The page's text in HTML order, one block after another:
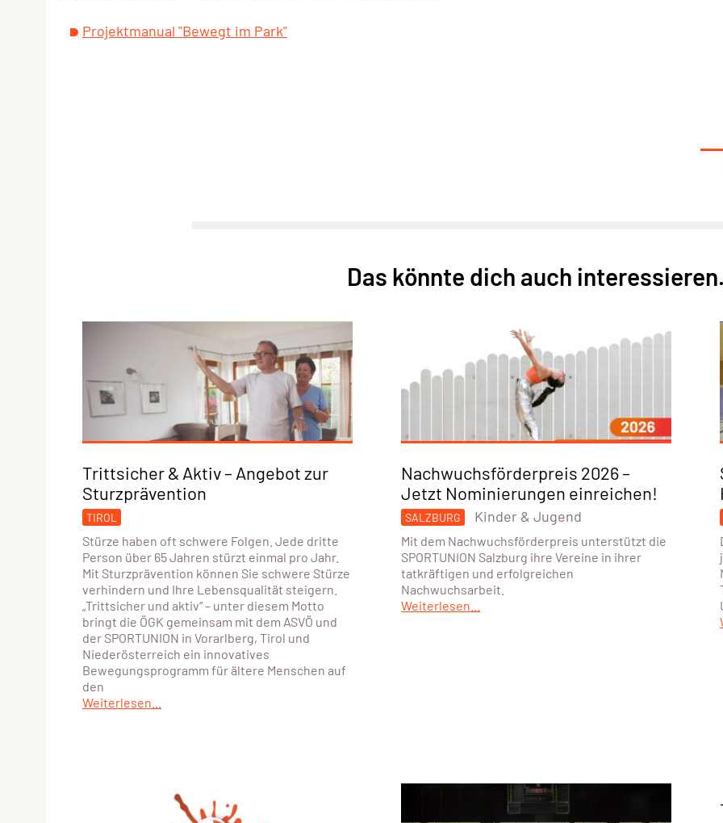
Projektmanual "Bewegt im Park"
Das könnte dich auch
Trittsicher & Aktiv – Angebot zur
Sturzprävention
TIROL
Stürze haben oft schwere Folgen. Jede dritte
Person über 65 Jahren stürzt einmal pro Jahr.
Mit Sturzprävention können Sie schwere Stürze
verhindern und Ihre Lebensqualität steigern.
„Trittsicher und aktiv“ – unter diesem Motto
bringt die ÖGK gemeinsam mit dem ASVÖ und
der SPORTUNION in Vorarlberg, Tirol und
Niederösterreich ein innovatives
Bewegungsprogramm für ältere Menschen auf
den
Weiterlesen...
Nachwuchsförderpreis 2026 –
Jetzt Nominierungen einreichen!
SALZBURG Kinder & Jugend
Mit dem Nachwuchsförderpreis unterstützt die
SPORTUNION Salzburg ihre Vereine in ihrer
tatkräftigen und erfolgreichen
Nachwuchsarbeit.
Weiterlesen...